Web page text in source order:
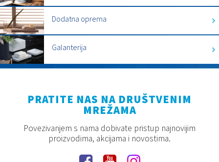
Dodatna oprema
Galanterija
PRATITE NAS NA DRUŠTVENIM
MREŽAMA
Povezivanjem s nama dobivate pristup najnovijim
proizvodima, akcijama i novostima.